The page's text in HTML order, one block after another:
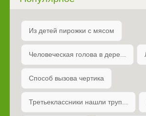
Из детей пирожки с мясом
Человеческая голова в дере...
Способ вызова чертика
Третьеклассники нашли труп...